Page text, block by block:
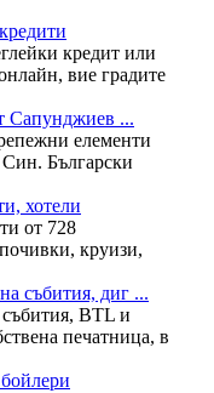
кредит или
вие градите
Сапунджиев ...
елементи
Български
хотели
от 728
круизи,
събития, диг ...
BTL и
печатница, в